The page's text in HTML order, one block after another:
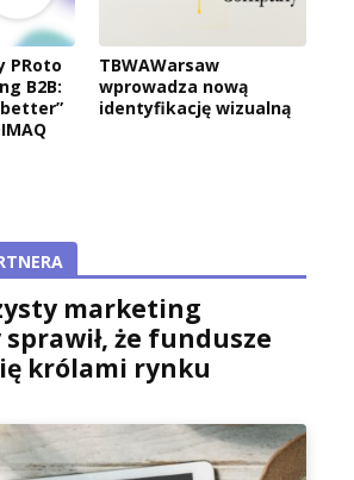
PRoto
B2B:
TBWAWarsaw
wprowadza nową
identyfikację wizualną
marketing
że fundusze
królami rynku